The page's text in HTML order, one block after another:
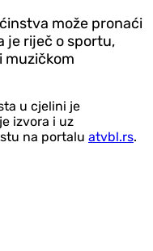
može pronaći
je riječ o sportu,
muzičkom
u cjelini je
izvora i uz
na portalu atvbl.rs.